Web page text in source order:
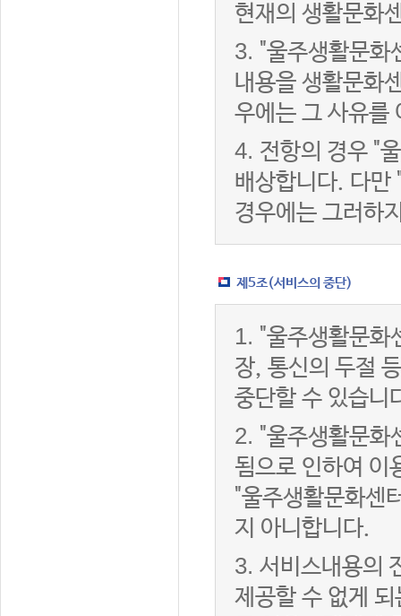
현재의 생활문화
3. "울주생활문화
내용을 생활문화
우에는 그 사유를
4. 전항의 경우 "
배상합니다. 다만
경우에는 그러하
제5조(서비스의 중단)
1. "울주생활문화
장, 통신의 두절
중단할 수 있습니
2. "울주생활문화
됨으로 인하여 이
"울주생활문화센
지 아니합니다.
3. 서비스내용의
제공할 수 없게